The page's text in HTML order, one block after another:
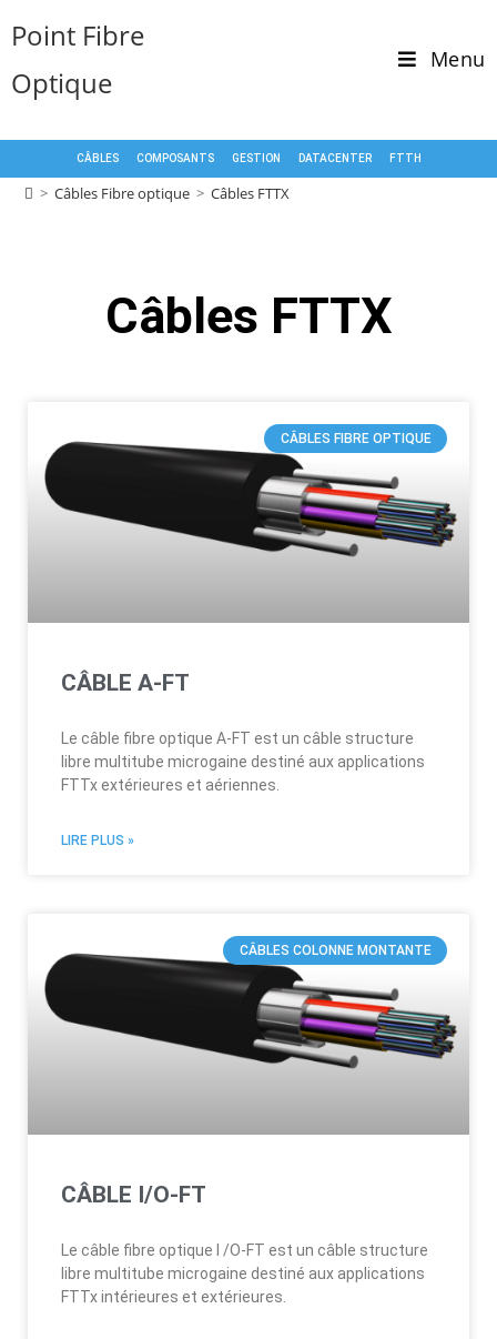
Point Fibre
Optique
Menu
CÂBLES COMPOSANTS GESTION DATACENTER FTTH
> Câbles Fibre optique > Câbles FTTX
Câbles FTTX
CÂBLES FIBRE OPTIQUE
CÂBLE A-FT
Le câble fibre optique A-FT est un câble structure
libre multitube microgaine destiné aux applications
FTTx extérieures et aériennes.
LIRE PLUS »
CÂBLES COLONNE MONTANTE
CÂBLE I/O-FT
Le câble fibre optique I /O-FT est un câble structure
libre multitube microgaine destiné aux applications
FTTx intérieures et extérieures.